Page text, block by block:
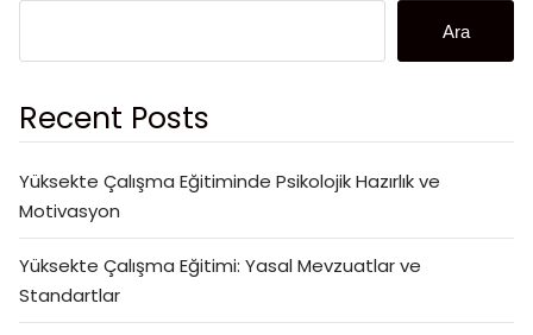
Ara
Recent Posts
Yüksekte Çalışma Eğitiminde Psikolojik Hazırlık ve
Motivasyon
Yüksekte Çalışma Eğitimi: Yasal Mevzuatlar ve
Standartlar